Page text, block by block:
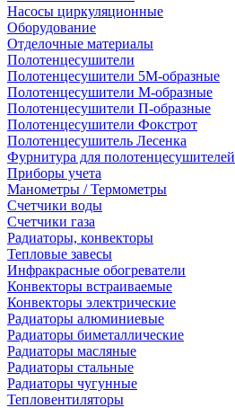
Насосы циркуляционные
Оборудование
Отделочные материалы
Полотенцесушители
Полотенцесушители 5М-образные
Полотенцесушители М-образные
Полотенцесушители П-образные
Полотенцесушители Фокстрот
Полотенцесушитель Лесенка
Фурнитура для полотенцесушителей
Приборы учета
Манометры / Термометры
Счетчики воды
Счетчики газа
Радиаторы, конвекторы
Тепловые завесы
Инфракрасные обогреватели
Конвекторы встраиваемые
Конвекторы электрические
Радиаторы алюминиевые
Радиаторы биметаллические
Радиаторы масляные
Радиаторы стальные
Радиаторы чугунные
Тепловентиляторы